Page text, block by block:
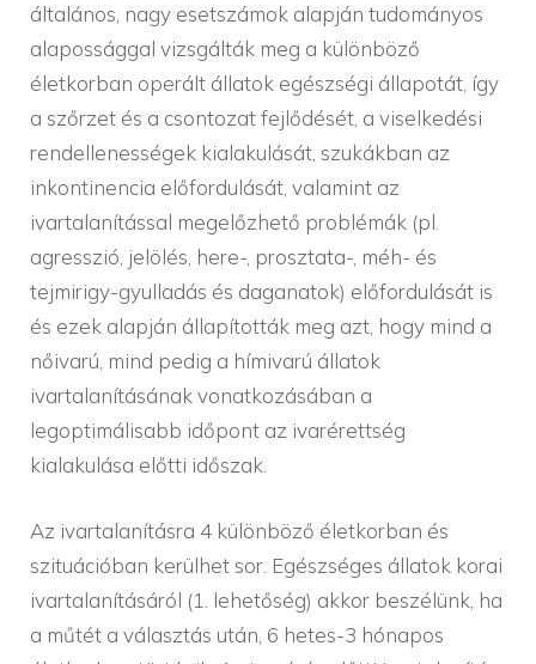
általános, nagy esetszámok alapján tudományos
alapossággal vizsgálták meg a különböző
életkorban operált állatok egészségi állapotát, így
a szőrzet és a csontozat fejlődését, a viselkedési
rendellenességek kialakulását, szukákban az
inkontinencia előfordulását, valamint az
ivartalanítással megelőzhető problémák (pl.
agresszió, jelölés, here-, prosztata-, méh- és
tejmirigy-gyulladás és daganatok) előfordulását is
és ezek alapján állapították meg azt, hogy mind a
nőivarú, mind pedig a hímivarú állatok
ivartalanításának vonatkozásában a
legoptimálisabb időpont az ivarérettség
kialakulása előtti időszak.
Az ivartalanításra 4 különböző életkorban és
szituációban kerülhet sor. Egészséges állatok korai
ivartalanításáról (1. lehetőség) akkor beszélünk, ha
a műtét a választás után, 6 hetes-3 hónapos